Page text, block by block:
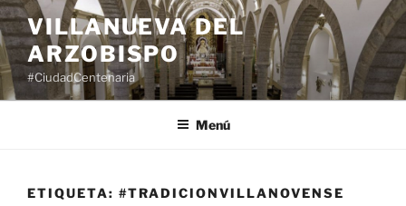
Saltar
al
contenido
VILLANUEVA DEL
ARZOBISPO
#CiudadCentenaria
Menú
ETIQUETA: #TRADICIONVILLANOVENSE